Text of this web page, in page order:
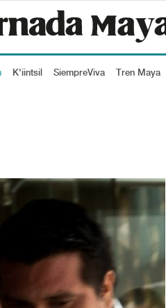
K'iintsil SiempreViva Tren Maya